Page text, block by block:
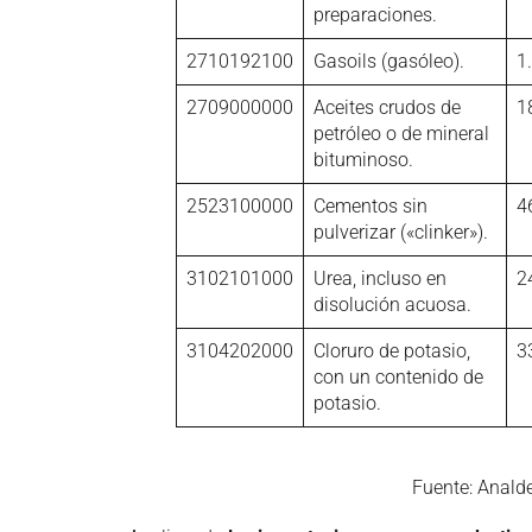
preparaciones.
2710192100 Gasoils (gasóleo).
2709000000
Aceites crudos de
petróleo o de mineral
bituminoso.
2523100000
Cementos sin
pulverizar («clinker»).
3102101000
Urea, incluso en
disolución acuosa.
3104202000
Cloruro de potasio,
con un contenido de
potasio.
Fuente: